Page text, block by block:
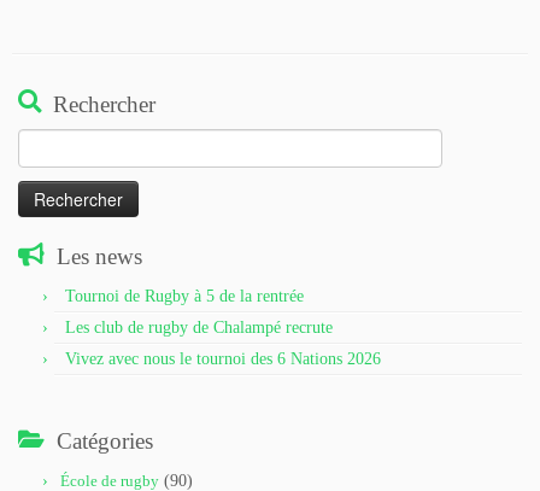
Rechercher
Les news
Tournoi de Rugby à 5 de la rentrée
Les club de rugby de Chalampé recrute
Vivez avec nous le tournoi des 6 Nations 2026
Catégories
École de rugby (90)